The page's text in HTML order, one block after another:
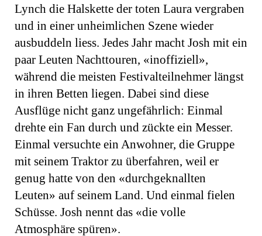
Lynch die Halskette der toten Laura vergraben
und in einer unheimlichen Szene wieder
ausbuddeln liess. Jedes Jahr macht Josh mit ein
paar Leuten Nachttouren, «inoffiziell»,
während die meisten Festivalteilnehmer längst
in ihren Betten liegen. Dabei sind diese
Ausflüge nicht ganz ungefährlich: Einmal
drehte ein Fan durch und zückte ein Messer.
Einmal versuchte ein Anwohner, die Gruppe
mit seinem Traktor zu überfahren, weil er
genug hatte von den «durchgeknallten
Leuten» auf seinem Land. Und einmal fielen
Schüsse. Josh nennt das «die volle
Atmosphäre spüren».